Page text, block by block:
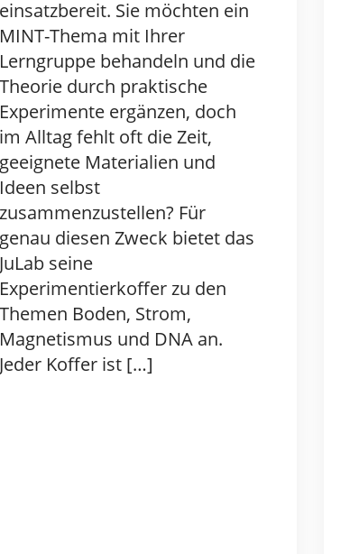
einsatzbereit. Sie möchten ein
MINT-Thema mit Ihrer
Lerngruppe behandeln und die
Theorie durch praktische
Experimente ergänzen, doch
im Alltag fehlt oft die Zeit,
geeignete Materialien und
Ideen selbst
zusammenzustellen? Für
genau diesen Zweck bietet das
JuLab seine
Experimentierkoffer zu den
Themen Boden, Strom,
Magnetismus und DNA an.
Jeder Koffer ist […]